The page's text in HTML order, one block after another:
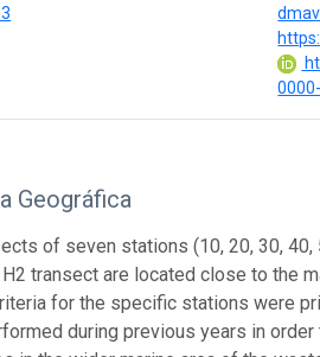
Geográfica
of seven stations (10, 20, 30,
transect are located close to the
for the specific stations were
during previous years in